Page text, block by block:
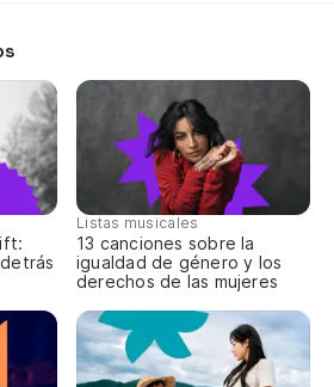
Listas musicales
13 canciones sobre la
igualdad de género y los
derechos de las mujeres